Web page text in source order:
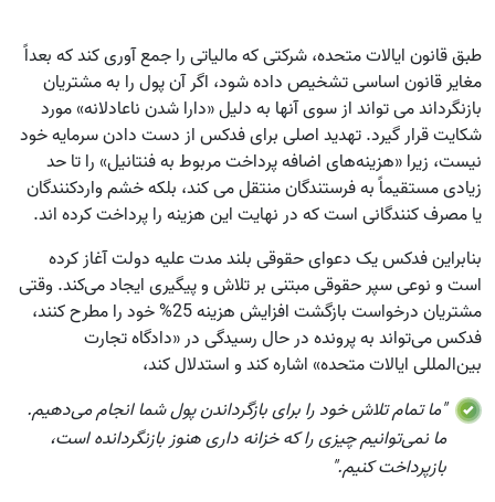
طبق قانون ایالات متحده، شرکتی که مالیاتی را جمع‌ آوری کند که بعداً
مغایر قانون اساسی تشخیص داده شود، اگر آن پول را به مشتریان
بازنگرداند می‌ تواند از سوی آنها به دلیل «دارا شدن ناعادلانه» مورد
شکایت قرار گیرد. تهدید اصلی برای فدکس از دست دادن سرمایه خود
نیست، زیرا «هزینه‌های اضافه‌ پرداخت مربوط به فنتانیل» را تا حد
زیادی مستقیماً به فرستندگان منتقل می‌ کند، بلکه خشم واردکنندگان
یا مصرف‌ کنندگانی است که در نهایت این هزینه را پرداخت کرده‌ اند.
بنابراین فدکس یک دعوای حقوقی بلند مدت علیه دولت آغاز کرده
است و نوعی سپر حقوقی مبتنی بر تلاش و پیگیری ایجاد می‌کند. وقتی
مشتریان درخواست بازگشت افزایش هزینه 25% خود را مطرح کنند،
فدکس می‌تواند به پرونده در حال رسیدگی در «دادگاه تجارت
بین‌المللی ایالات متحده» اشاره کند و استدلال کند،
"ما تمام تلاش خود را برای بازگرداندن پول شما انجام می‌دهیم.
ما نمی‌توانیم چیزی را که خزانه‌ داری هنوز بازنگردانده است،
بازپرداخت کنیم."